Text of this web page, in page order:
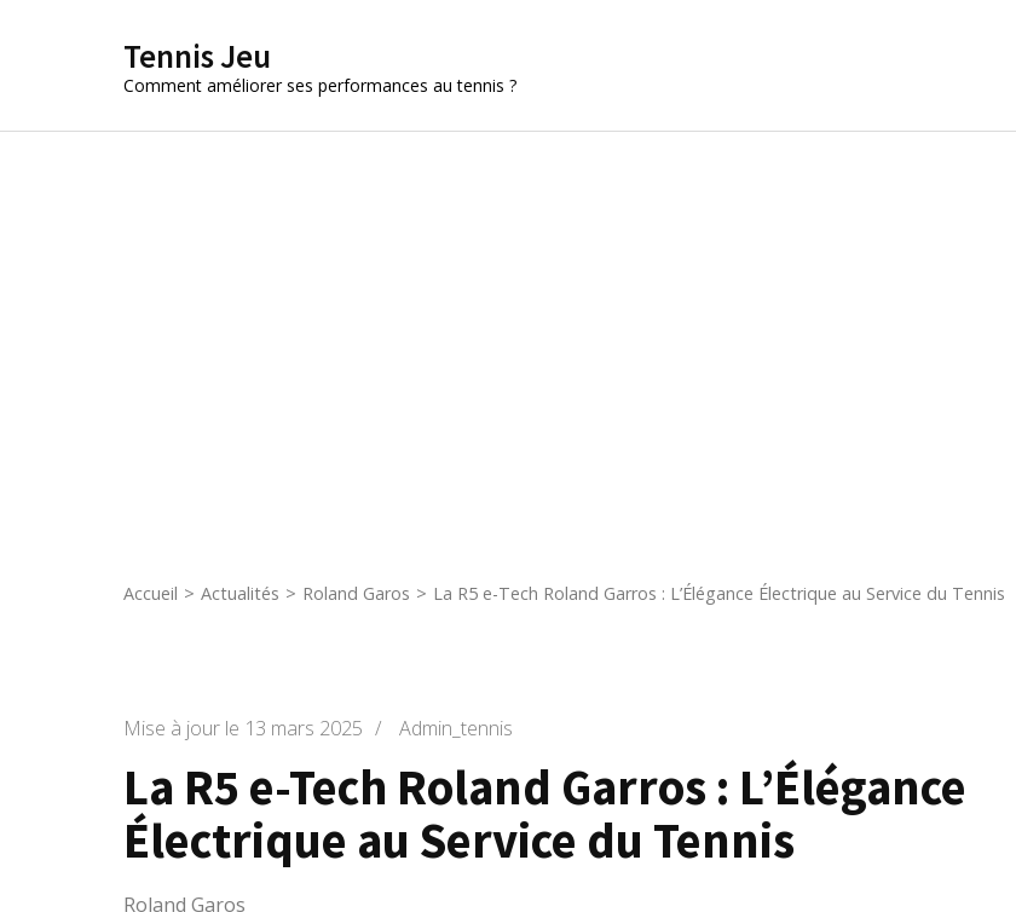
Tennis Jeu
Comment améliorer ses performances au tennis ?
Accueil > Actualités > Roland Garos > La R5 e-Tech Roland Garros : L’Élégance Électrique au Service du Tennis
Mise à jour le 13 mars 2025 / Admin_tennis
La R5 e-Tech Roland Garros : L’Élégance
Électrique au Service du Tennis
Roland Garos